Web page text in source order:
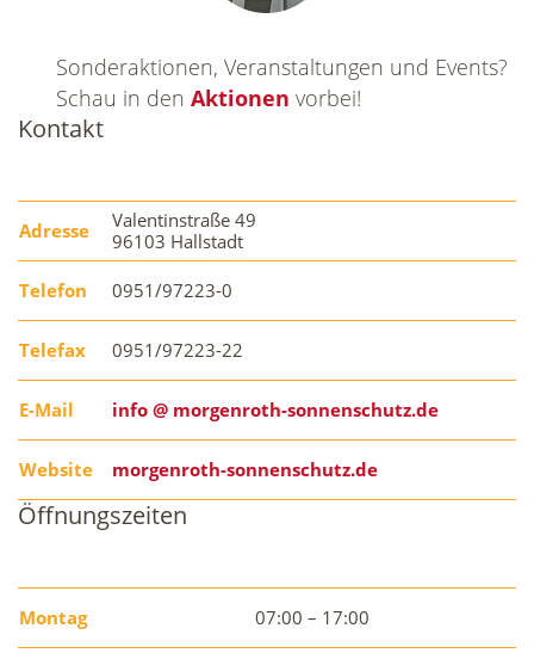
Sonderaktionen, Veranstaltungen und Events?
Schau in den Aktionen vorbei!
Kontakt
Adresse
Valentinstraße 49
96103 Hallstadt
Telefon 0951/97223-0
Telefax 0951/97223-22
E-Mail info @ morgenroth-sonnenschutz.de
Website morgenroth-sonnenschutz.de
Öffnungszeiten
Montag 07:00 – 17:00